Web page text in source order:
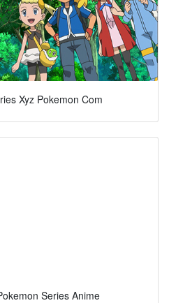
Xyz Pokemon Com
Series Anime